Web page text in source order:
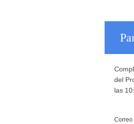
del
las
Correo